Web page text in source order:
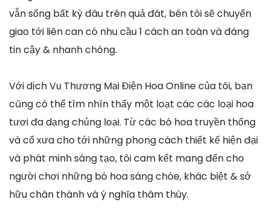
vẫn sống bất kỳ đâu trên quả đât, bên tôi sẽ chuyển
giao tới liên can có nhu cầu 1 cách an toàn và đáng
tin cậy & nhanh chóng.
Với dịch Vụ Thương Mại Điện Hoa Online của tôi, bạn
cũng có thể tìm nhìn thấy một loạt các các loại hoa
tươi đa dạng chủng loại. Từ các bó hoa truyền thống
và cổ xưa cho tới những phong cách thiết kế hiện đại
và phát minh sáng tạo, tôi cam kết mang đến cho
người chơi những bó hoa sáng chóe, khác biệt & sở
hữu chân thành và ý nghĩa thâm thúy.